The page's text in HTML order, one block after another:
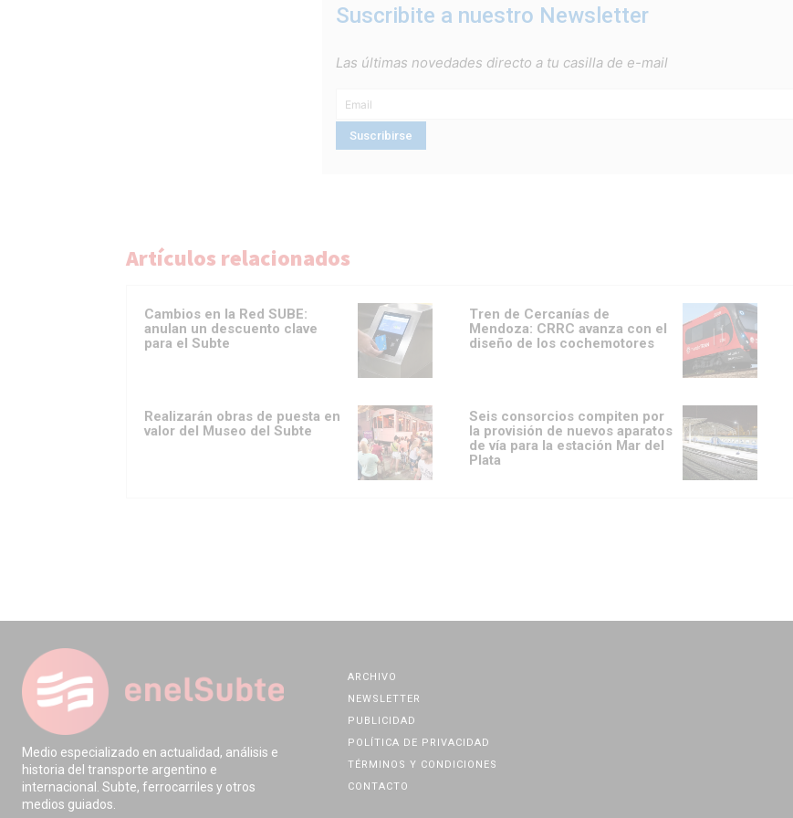
Suscribite a nuestro Newsletter
Las últimas novedades directo a tu casilla de e-mail
Artículos relacionados
Cambios en la Red SUBE:
anulan un descuento clave
para el Subte
Tren de Cercanías de
Mendoza: CRRC avanza con el
diseño de los cochemotores
Realizarán obras de puesta en
valor del Museo del Subte
Seis consorcios compiten por
la provisión de nuevos aparatos
de vía para la estación Mar del
Plata
Medio especializado en actualidad, análisis e
historia del transporte argentino e
internacional. Subte, ferrocarriles y otros
medios guiados.
ARCHIVO
NEWSLETTER
PUBLICIDAD
POLÍTICA DE PRIVACIDAD
TÉRMINOS Y CONDICIONES
CONTACTO